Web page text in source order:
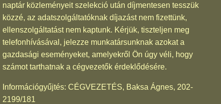
naptár közleményeit szelekció után díjmentesen tesszük
közzé, az adatszolgáltatóknak díjazást nem fizettünk,
ellenszolgáltatást nem kaptunk. Kérjük, tiszteljen meg
telefonhívásával, jelezze munkatársunknak azokat a
gazdasági eseményeket, amelyekről Ön úgy véli, hogy
számot tarthatnak a cégvezetők érdeklődésére.
Információgyűjtés: CÉGVEZETÉS, Baksa Ágnes, 202-
2199/181